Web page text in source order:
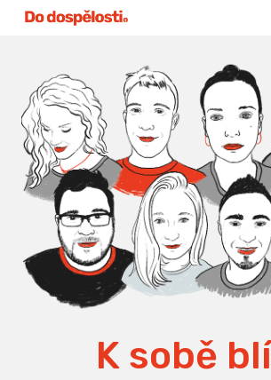
K sobě